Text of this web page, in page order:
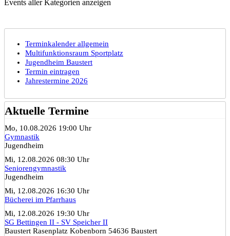
Events aller Kategorien anzeigen
Terminkalender allgemein
Multifunktionsraum Sportplatz
Jugendheim Baustert
Termin eintragen
Jahrestermine 2026
Aktuelle Termine
Mo, 10.08.2026 19:00 Uhr
Gymnastik
Jugendheim
Mi, 12.08.2026 08:30 Uhr
Seniorengymnastik
Jugendheim
Mi, 12.08.2026 16:30 Uhr
Bücherei im Pfarrhaus
Mi, 12.08.2026 19:30 Uhr
SG Bettingen II - SV Speicher II
Baustert Rasenplatz Kobenborn 54636 Baustert